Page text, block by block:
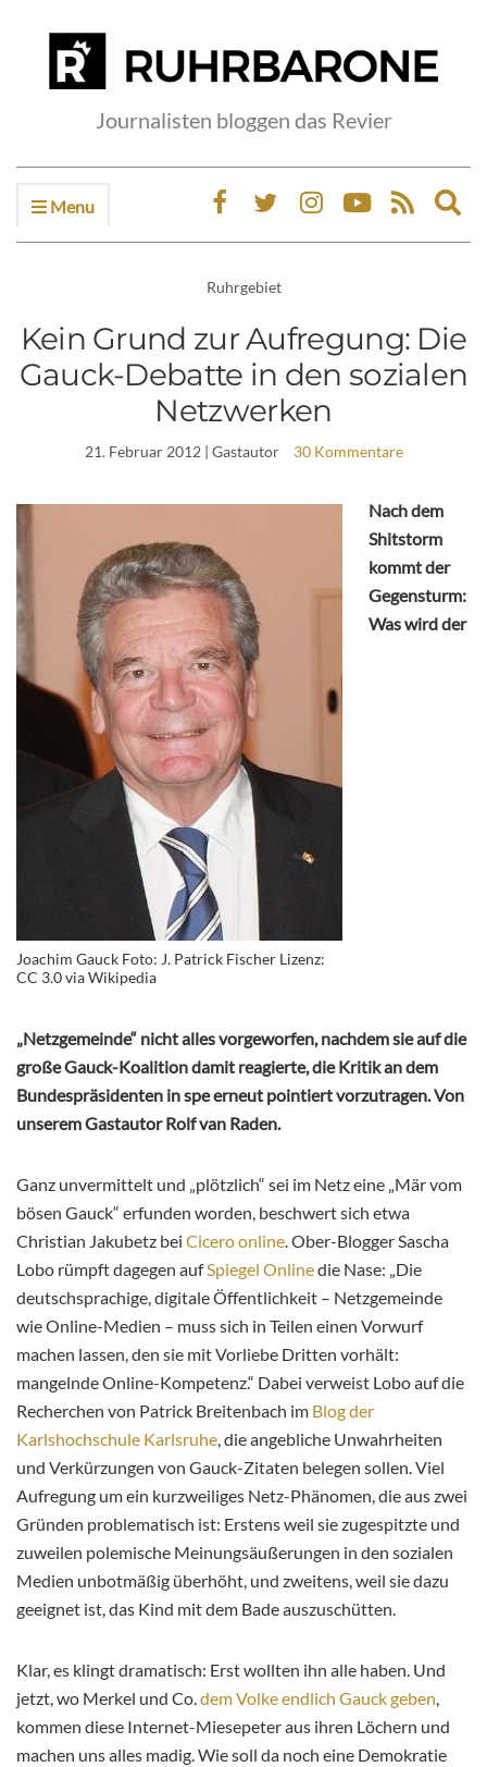
Journalisten bloggen das Revier
Menu
Ruhrgebiet
Kein Grund zur Aufregung: Die
Gauck-Debatte in den sozialen
Netzwerken
21. Februar 2012| Gastautor 30 Kommentare
Joachim Gauck Foto: J. Patrick Fischer Lizenz:
CC 3.0 via Wikipedia
Nach dem
Shitstorm
kommt der
Gegensturm:
Was wird der
„Netzgemeinde“ nicht alles vorgeworfen, nachdem sie auf die
große Gauck-Koalition damit reagierte, die Kritik an dem
Bundespräsidenten in spe erneut pointiert vorzutragen. Von
unserem Gastautor Rolf van Raden.
Ganz unvermittelt und „plötzlich“ sei im Netz eine „Mär vom
bösen Gauck“ erfunden worden, beschwert sich etwa
Christian Jakubetz bei Cicero online. Ober-Blogger Sascha
Lobo rümpft dagegen aufSpiegel Onlinedie Nase: „Die
deutschsprachige, digitale Öffentlichkeit – Netzgemeinde
wie Online-Medien – muss sich in Teilen einen Vorwurf
machen lassen, den sie mit Vorliebe Dritten vorhält:
mangelnde Online-Kompetenz.“ Dabei verweist Lobo auf die
Recherchen von Patrick Breitenbach im Blog der
Karlshochschule Karlsruhe, die angebliche Unwahrheiten
und Verkürzungen von Gauck-Zitaten belegen sollen. Viel
Aufregung um ein kurzweiliges Netz-Phänomen, die aus zwei
Gründen problematisch ist: Erstens weil sie zugespitzte und
zuweilen polemische Meinungsäußerungen in den sozialen
Medien unbotmäßig überhöht, und zweitens, weil sie dazu
geeignet ist, das Kind mit dem Bade auszuschütten.
Klar, es klingt dramatisch: Erst wollten ihn alle haben. Und
jetzt, wo Merkel und Co.dem Volke endlich Gauck geben,
kommen diese Internet-Miesepeter aus ihren Löchern und
machen uns alles madig. Wie soll da noch eine Demokratie